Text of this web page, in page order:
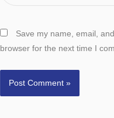
Save my name, email,
browser for the next time I